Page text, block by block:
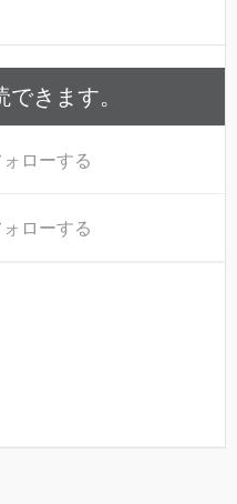
きます。
ローする
ローする